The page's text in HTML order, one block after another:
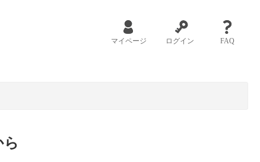
マイページ ログイン FAQ
ら